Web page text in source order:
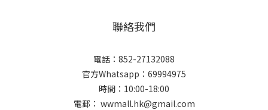
聯絡我們
電話：852-27132088
官方Whatsapp：69994975
時間：10:00-18:00
電郵： wwmall.hk@gmail.com